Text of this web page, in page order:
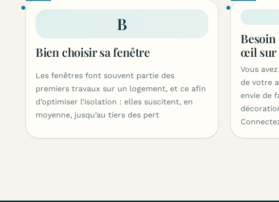
B
Bien choisir sa fenêtre
Les fenêtres font souvent partie des
premiers travaux sur un logement, et ce afin
d’optimiser l’isolation : elles suscitent, en
moyenne, jusqu’au tiers des pert
Besoin
œil sur
Vous
de votre
envie de